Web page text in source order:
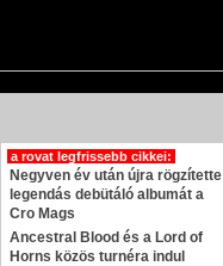
a rovat legfrissebb cikkei:
Negyven év után újra rögzítette
legendás debütáló albumát a
Cro Mags
Ancestral Blood és a Lord of
Horns közös turnéra indul